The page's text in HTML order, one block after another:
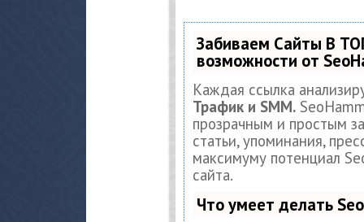
Забиваем Сайты В
возможности от
Каждая ссылка
Трафик и SMM.
прозрачным и простым
статьи, упоминания,
максимуму потенциал
сайта.
Что умеет делать